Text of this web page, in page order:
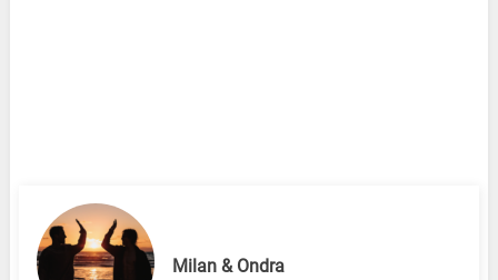
Milan & Ondra